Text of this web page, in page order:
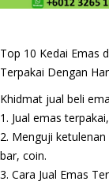
Top 10 Kedai Emas
Terpakai Dengan
Khidmat jual beli
1. Jual emas
2. Menguji
bar, coin.
3. Cara Jual Emas